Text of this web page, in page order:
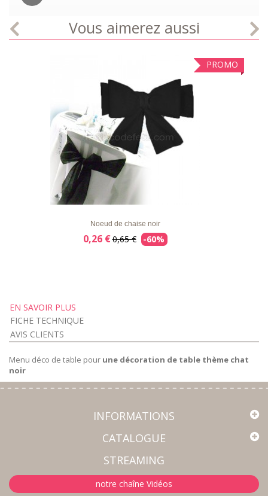
Vous aimerez aussi
PROMO
D'ENVIE
APERÇU RAPIDE
Noeud de chaise noir
0,26 €0,65 € -60%
EN SAVOIR PLUS
FICHE TECHNIQUE
AVIS CLIENTS
Menu déco de table pour une décoration de table thème chat
noir
INFORMATIONS
CATALOGUE
STREAMING
notre chaîne Vidéos